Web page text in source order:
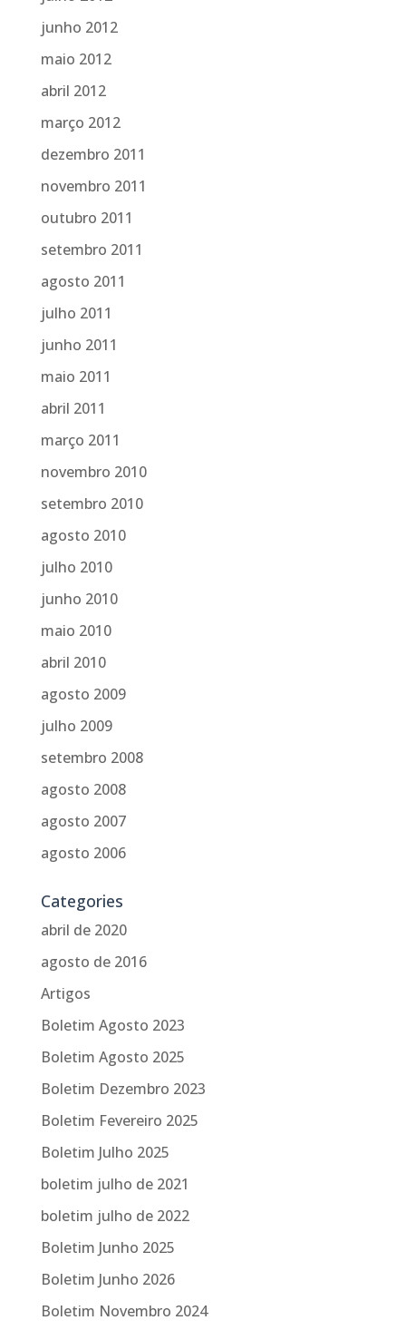
junho 2012
maio 2012
abril 2012
março 2012
dezembro 2011
novembro 2011
outubro 2011
setembro 2011
agosto 2011
julho 2011
junho 2011
maio 2011
abril 2011
março 2011
novembro 2010
setembro 2010
agosto 2010
julho 2010
junho 2010
maio 2010
abril 2010
agosto 2009
julho 2009
setembro 2008
agosto 2008
agosto 2007
agosto 2006
Categories
abril de 2020
agosto de 2016
Artigos
Boletim Agosto 2023
Boletim Agosto 2025
Boletim Dezembro 2023
Boletim Fevereiro 2025
Boletim Julho 2025
boletim julho de 2021
boletim julho de 2022
Boletim Junho 2025
Boletim Junho 2026
Boletim Novembro 2024